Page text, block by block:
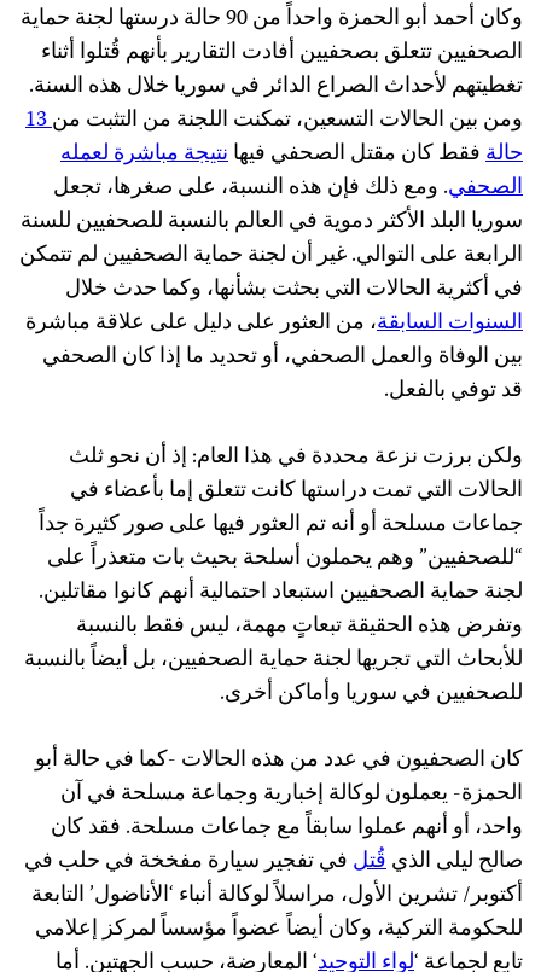
وكان أحمد أبو الحمزة واحداً من 90 حالة درستها لجنة حماية
الصحفيين تتعلق بصحفيين أفادت التقارير بأنهم قُتلوا أثناء
تغطيتهم لأحداث الصراع الدائر في سوريا خلال هذه السنة.
ومن بين الحالات التسعين، تمكنت اللجنة من التثبت من13
حالةفقط كان مقتل الصحفي فيهانتيجة مباشرة لعمله
الصحفي. ومع ذلك فإن هذه النسبة، على صغرها، تجعل
سوريا البلد الأكثر دموية في العالم بالنسبة للصحفيين للسنة
الرابعة على التوالي. غير أن لجنة حماية الصحفيين لم تتمكن
في أكثرية الحالات التي بحثت بشأنها، وكما حدث خلال
السنوات السابقة، من العثور على دليل على علاقة مباشرة
بين الوفاة والعمل الصحفي، أو تحديد ما إذا كان الصحفي
قد توفي بالفعل.
ولكن برزت نزعة محددة في هذا العام: إذ أن نحو ثلث
الحالات التي تمت دراستها كانت تتعلق إما بأعضاء في
جماعات مسلحة أو أنه تم العثور فيها على صور كثيرة جداً
“للصحفيين” وهم يحملون أسلحة بحيث بات متعذراً على
لجنة حماية الصحفيين استبعاد احتمالية أنهم كانوا مقاتلين.
وتفرض هذه الحقيقة تبعاتٍ مهمة، ليس فقط بالنسبة
للأبحاث التي تجريها لجنة حماية الصحفيين، بل أيضاً بالنسبة
للصحفيين في سوريا وأماكن أخرى.
كان الصحفيون في عدد من هذه الحالات -كما في حالة أبو
الحمزة- يعملون لوكالة إخبارية وجماعة مسلحة في آن
واحد، أو أنهم عملوا سابقاً مع جماعات مسلحة. فقد كان
صالح ليلى الذيقُتل في تفجير سيارة مفخخة في حلب في
أكتوبر/ تشرين الأول، مراسلاً لوكالة أنباء ‘الأناضول’ التابعة
للحكومة التركية، وكان أيضاً عضواً مؤسساً لمركز إعلامي
تابع لجماعة ‘لواء التوحيد‘ المعارضة، حسب الجهتين. أما